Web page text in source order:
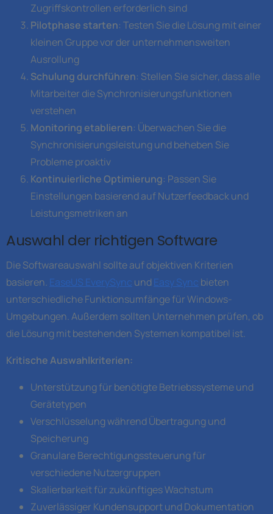
Zugriffskontrollen erforderlich sind
Pilotphase starten: Testen Sie die Lösung mit einer
kleinen Gruppe vor der unternehmensweiten
Ausrollung
Schulung durchführen: Stellen Sie sicher, dass alle
Mitarbeiter die Synchronisierungsfunktionen
verstehen
Monitoring etablieren: Überwachen Sie die
Synchronisierungsleistung und beheben Sie
Probleme proaktiv
Kontinuierliche Optimierung: Passen Sie
Einstellungen basierend auf Nutzerfeedback und
Leistungsmetriken an
Auswahl der richtigen Software
Die Softwareauswahl sollte auf objektiven Kriterien
basieren. EaseUS EverySync undEasy Sync bieten
unterschiedliche Funktionsumfänge für Windows-
Umgebungen. Außerdem sollten Unternehmen prüfen, ob
die Lösung mit bestehenden Systemen kompatibel ist.
Kritische Auswahlkriterien:
Unterstützung für benötigte Betriebssysteme und
Gerätetypen
Verschlüsselung während Übertragung und
Speicherung
Granulare Berechtigungssteuerung für
verschiedene Nutzergruppen
Skalierbarkeit für zukünftiges Wachstum
Zuverlässiger Kundensupport und Dokumentation